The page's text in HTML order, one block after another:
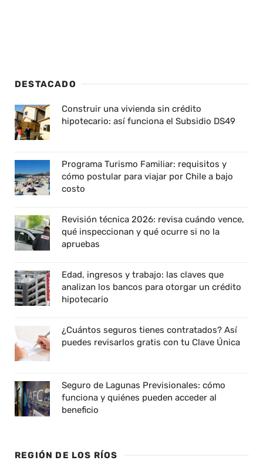
DESTACADO
Construir una vivienda sin crédito
hipotecario: así funciona el Subsidio DS49
Programa Turismo Familiar: requisitos y
cómo postular para viajar por Chile a bajo
costo
Revisión técnica 2026: revisa cuándo vence,
qué inspeccionan y qué ocurre si no la
apruebas
Edad, ingresos y trabajo: las claves que
analizan los bancos para otorgar un crédito
hipotecario
¿Cuántos seguros tienes contratados? Así
puedes revisarlos gratis con tu Clave Única
Seguro de Lagunas Previsionales: cómo
funciona y quiénes pueden acceder al
beneficio
REGIÓN DE LOS RÍOS